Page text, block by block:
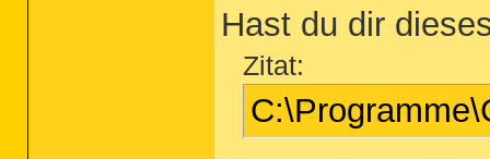
Scan-Optionen
Specherüberprüfung: Aktiviert
Registry Überprüfung: Aktiviert
Überprüfung der
Überprüfung der Dienste:
Überprüfung der Festplatten:
Hast du dir
Zitat: